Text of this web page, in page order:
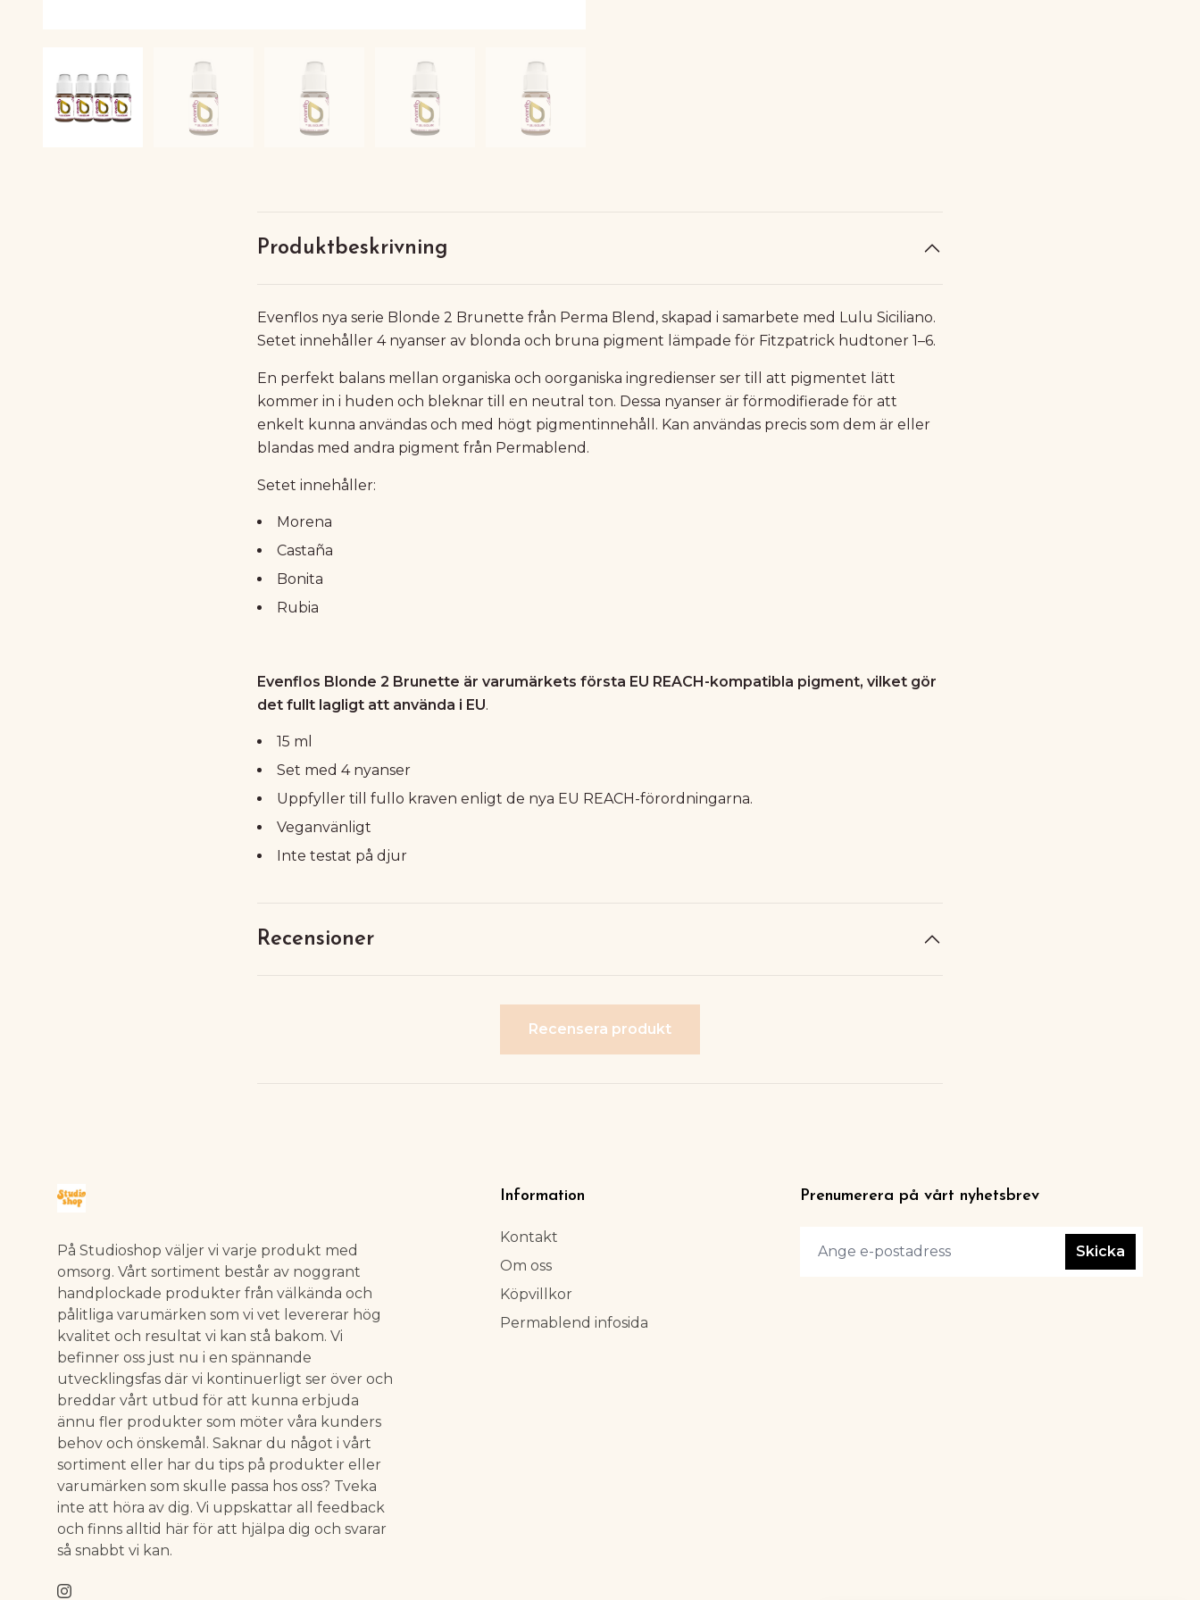
Produktbeskrivning
Evenflos nya serie Blonde 2 Brunette från Perma Blend, skapad i samarbete med Lulu Siciliano.
Setet innehåller 4 nyanser av blonda och bruna pigment lämpade för Fitzpatrick hudtoner 1–6.
En perfekt balans mellan organiska och oorganiska ingredienser ser till att pigmentet lätt
kommer in i huden och bleknar till en neutral ton. Dessa nyanser är förmodifierade för att
enkelt kunna användas och med högt pigmentinnehåll. Kan användas precis som dem är eller
blandas med andra pigment från Permablend.
Setet innehåller:
Morena
Castaña
Bonita
Rubia
Evenflos Blonde 2 Brunette är varumärkets första EU REACH-kompatibla pigment, vilket gör
det fullt lagligt att använda i EU.
15 ml
Set med 4 nyanser
Uppfyller till fullo kraven enligt de nya EU REACH-förordningarna.
Veganvänligt
Inte testat på djur
Recensioner
Recensera produkt
På Studioshop väljer vi varje produkt med
omsorg. Vårt sortiment består av noggrant
handplockade produkter från välkända och
pålitliga varumärken som vi vet levererar hög
kvalitet och resultat vi kan stå bakom. Vi
befinner oss just nu i en spännande
utvecklingsfas där vi kontinuerligt ser över och
breddar vårt utbud för att kunna erbjuda
ännu fler produkter som möter våra kunders
behov och önskemål. Saknar du något i vårt
sortiment eller har du tips på produkter eller
varumärken som skulle passa hos oss? Tveka
inte att höra av dig. Vi uppskattar all feedback
och finns alltid här för att hjälpa dig och svarar
så snabbt vi kan.
Information
Kontakt
Om oss
Köpvillkor
Permablend infosida
Prenumerera på vårt nyhetsbrev
Skicka